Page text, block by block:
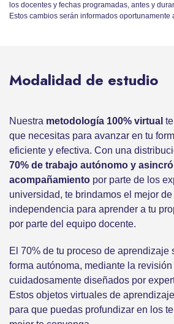
los docentes y fechas programadas, antes y
Estos cambios serán informados oportunamente
Modalidad de estudio
Nuestra metodología 100% virtual
que necesitas para avanzar en tu
eficiente y efectiva. Con una
70% de trabajo autónomo y
acompañamiento por parte de los
universidad, te brindamos el mejor
independencia para aprender a tu
por parte del equipo docente.
El 70% de tu proceso de aprendizaje
forma autónoma, mediante la
cuidadosamente diseñados por
Estos objetos virtuales de
para que puedas profundizar en los